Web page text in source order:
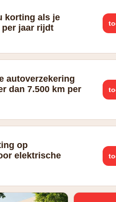
korting als je
per jaar rijdt
autoverzekering
dan 7.500 km per
op
elektrische
en de omnium